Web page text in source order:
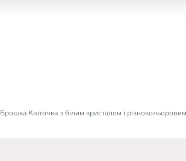
Брошка Квіточка з білим кристалом і